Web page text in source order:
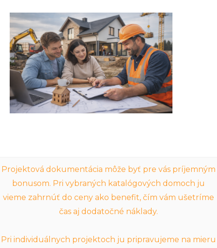
Projektová dokumentácia môže byť pre vás príjemným
bonusom. Pri vybraných katalógových domoch ju
vieme zahrnúť do ceny ako benefit, čím vám ušetríme
čas aj dodatočné náklady.
Pri individuálnych projektoch ju pripravujeme na mieru